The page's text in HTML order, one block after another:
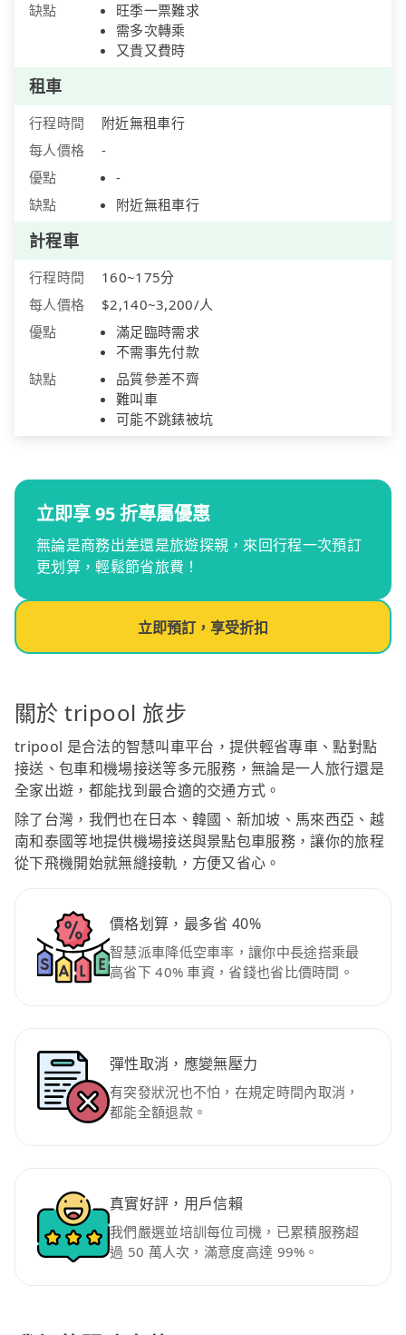
缺點
旺季一票難求
需多次轉乘
又貴又費時
租車
行程時間
附近無租車行
每人價格
-
優點
-
缺點
附近無租車行
計程車
行程時間
160~175分
每人價格
$2,140~3,200/人
優點
滿足臨時需求
不需事先付款
缺點
品質參差不齊
難叫車
可能不跳錶被坑
立即享 95 折專屬優惠
無論是商務出差還是旅遊探親，來回行程一次預訂
更划算，輕鬆節省旅費！
立即預訂，享受折扣
關於 tripool 旅步
tripool 是合法的智慧叫車平台，提供輕省專車、點對點
接送、包車和機場接送等多元服務，無論是一人旅行還是
全家出遊，都能找到最合適的交通方式。
除了台灣，我們也在日本、韓國、新加坡、馬來西亞、越
南和泰國等地提供機場接送與景點包車服務，讓你的旅程
從下飛機開始就無縫接軌，方便又省心。
價格划算，最多省 40%
智慧派車降低空車率，讓你中長途搭乘最
高省下 40% 車資，省錢也省比價時間。
彈性取消，應變無壓力
有突發狀況也不怕，在規定時間內取消，
都能全額退款。
真實好評，用戶信賴
我們嚴選並培訓每位司機，已累積服務超
過 50 萬人次，滿意度高達 99%。